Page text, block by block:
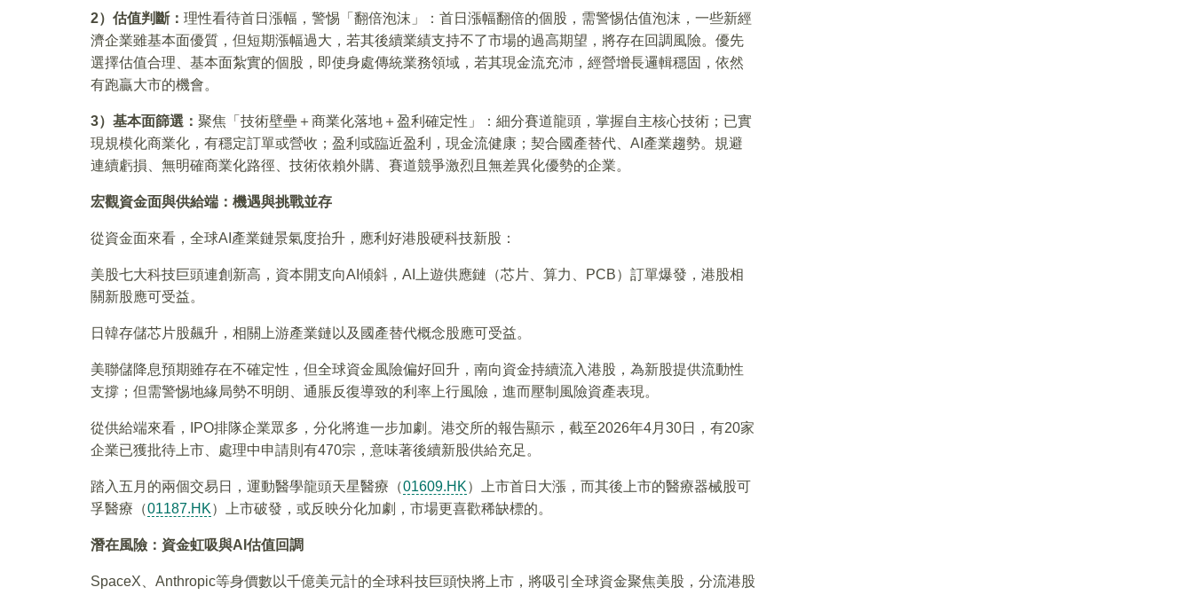
2）估值判斷： 理性看待首日漲幅，警惕「翻倍泡沫」：首日漲幅翻倍的個股，需警惕估值泡沫，一些新經
濟企業雖基本面優質，但短期漲幅過大，若其後續業績支持不了市場的過高期望，將存在回調風險。優先
選擇估值合理、基本面紮實的個股，即使身處傳統業務領域，若其現金流充沛，經營增長邏輯穩固，依然
有跑贏大市的機會。
3）基本面篩選： 聚焦「技術壁壘＋商業化落地＋盈利確定性」：細分賽道龍頭，掌握自主核心技術；已實
現規模化商業化，有穩定訂單或營收；盈利或臨近盈利，現金流健康；契合國產替代、AI產業趨勢。規避
連續虧損、無明確商業化路徑、技術依賴外購、賽道競爭激烈且無差異化優勢的企業。
宏觀資金面與供給端：機遇與挑戰並存
從資金面來看，全球AI產業鏈景氣度抬升，應利好港股硬科技新股：
美股七大科技巨頭連創新高，資本開支向AI傾斜，AI上遊供應鏈（芯片、算力、PCB）訂單爆發，港股相
關新股應可受益。
日韓存儲芯片股飆升，相關上游產業鏈以及國產替代概念股應可受益。
美聯儲降息預期雖存在不確定性，但全球資金風險偏好回升，南向資金持續流入港股，為新股提供流動性
支撐；但需警惕地緣局勢不明朗、通脹反復導致的利率上行風險，進而壓制風險資產表現。
從供給端來看，IPO排隊企業眾多，分化將進一步加劇。港交所的報告顯示，截至2026年4月30日，有20家
企業已獲批待上市、處理中申請則有470宗，意味著後續新股供給充足。
踏入五月的兩個交易日，運動醫學龍頭天星醫療（01609.HK）上市首日大漲，而其後上市的醫療器械股可
孚醫療（01187.HK）上市破發，或反映分化加劇，市場更喜歡稀缺標的。
潛在風險：資金虹吸與AI估值回調
SpaceX、Anthropic等身價數以千億美元計的全球科技巨頭快將上市，將吸引全球資金聚焦美股，分流港股